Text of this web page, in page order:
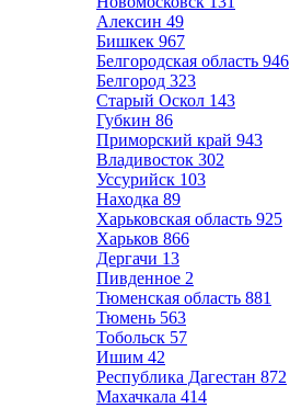
Алексин 49
Бишкек 967
Белгородская область 946
Белгород 323
Старый Оскол 143
Губкин 86
Приморский край 943
Владивосток 302
Уссурийск 103
Находка 89
Харьковская область 925
Харьков 866
Дергачи 13
Пивденное 2
Тюменская область 881
Тюмень 563
Тобольск 57
Ишим 42
Республика Дагестан 872
Махачкала 414